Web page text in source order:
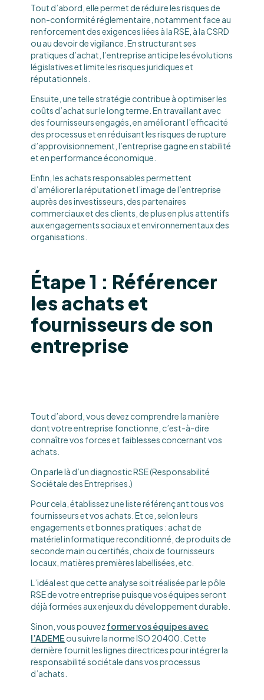
Tout d’abord, elle permet de réduire les risques de
non-conformité réglementaire, notamment face au
renforcement des exigences liées à la RSE, à la CSRD
ou au devoir de vigilance. En structurant ses
pratiques d’achat, l’entreprise anticipe les évolutions
législatives et limite les risques juridiques et
réputationnels.
Ensuite, une telle stratégie contribue à optimiser les
coûts d’achat sur le long terme. En travaillant avec
des fournisseurs engagés, en améliorant l’efficacité
des processus et en réduisant les risques de rupture
d’approvisionnement, l’entreprise gagne en stabilité
et en performance économique.
Enfin, les achats responsables permettent
d’améliorer la réputation et l’image de l’entreprise
auprès des investisseurs, des partenaires
commerciaux et des clients, de plus en plus attentifs
aux engagements sociaux et environnementaux des
organisations.
Étape 1 : Référencer
les achats et
fournisseurs de son
entreprise
Tout d’abord, vous devez comprendre la manière
dont votre entreprise fonctionne, c’est-à-dire
connaître vos forces et faiblesses concernant vos
achats.
On parle là d’un diagnostic RSE (Responsabilité
Sociétale des Entreprises.)
Pour cela, établissez une liste référençant tous vos
fournisseurs et vos achats. Et ce, selon leurs
engagements et bonnes pratiques : achat de
matériel informatique reconditionné, de produits de
seconde main ou certifiés, choix de fournisseurs
locaux, matières premières labellisées, etc.
L’idéal est que cette analyse soit réalisée par le pôle
RSE de votre entreprise puisque vos équipes seront
déjà formées aux enjeux du développement durable.
Sinon, vous pouvez former vos équipes avec
l’ADEME ou suivre la norme ISO 20400. Cette
dernière fournit les lignes directrices pour intégrer la
responsabilité sociétale dans vos processus
d’achats.